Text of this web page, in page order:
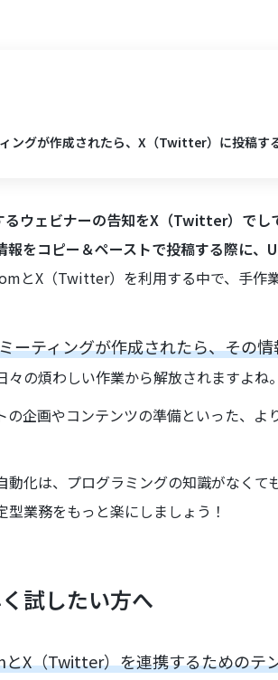
ングが作成されたら、X（Twitter）に投稿す
るウェビナーの告知をX（Twitter）で
報をコピー＆ペーストで投稿する際に
とX（Twitter）を利用する中で、手作
ーティングが作成されたら、その
々の煩わしい作業から解放されますよね
の企画やコンテンツの準備といった、
動化は、プログラミングの知識がなく
型業務をもっと楽にしましょう！
試したい方へ
X（Twitter）を連携するためのテ